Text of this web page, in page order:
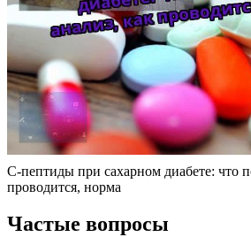
С-пептиды при сахарном диабете: что
проводится, норма
Частые вопросы